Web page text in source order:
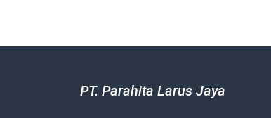
PT. Parahita Larus Jaya